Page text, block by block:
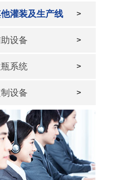
灌装及生产线 >
设备 >
系统 >
设备 >